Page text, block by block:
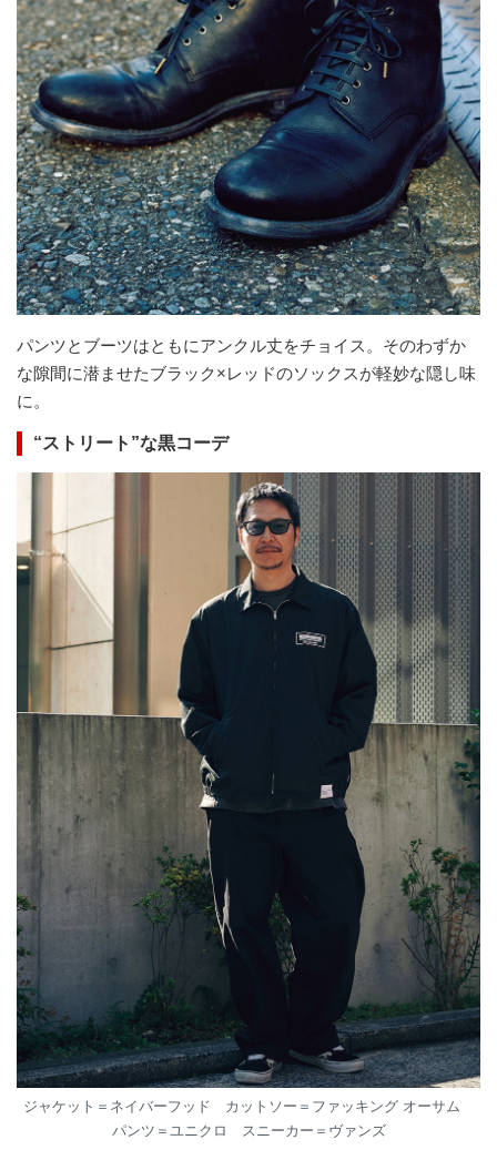
パンツとブーツはともにアンクル丈をチョイス。そのわずか
な隙間に潜ませたブラック×レッドのソックスが軽妙な隠し味
に。
“ストリート”な黒コーデ
ジャケット＝ネイバーフッド カットソー＝ファッキング オーサム
パンツ＝ユニクロ スニーカー＝ヴァンズ